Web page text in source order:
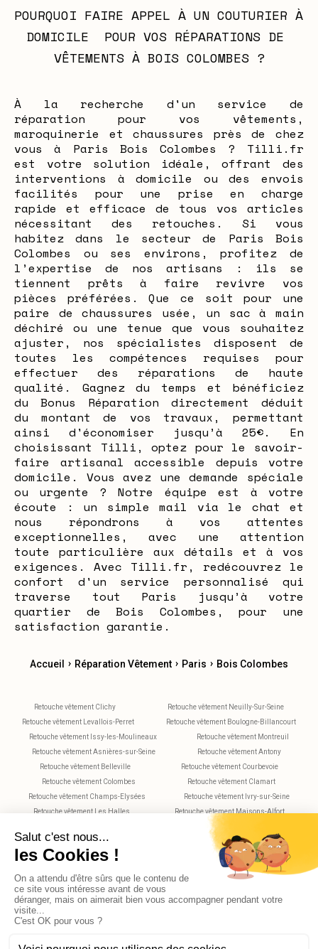
POURQUOI FAIRE APPEL À UN COUTURIER À
DOMICILE  POUR VOS RÉPARATIONS DE
VÊTEMENTS À BOIS COLOMBES ?
À la recherche d'un service de
réparation pour vos vêtements,
maroquinerie et chaussures près de chez
vous à Paris Bois Colombes ? Tilli.fr
est votre solution idéale, offrant des
interventions à domicile ou des envois
facilités pour une prise en charge
rapide et efficace de tous vos articles
nécessitant des retouches. Si vous
habitez dans le secteur de Paris Bois
Colombes ou ses environs, profitez de
l’expertise de nos artisans : ils se
tiennent prêts à faire revivre vos
pièces préférées. Que ce soit pour une
paire de chaussures usée, un sac à main
déchiré ou une tenue que vous souhaitez
ajuster, nos spécialistes disposent de
toutes les compétences requises pour
effectuer des réparations de haute
qualité. Gagnez du temps et bénéficiez
du Bonus Réparation directement déduit
du montant de vos travaux, permettant
ainsi d'économiser jusqu’à 25€. En
choisissant Tilli, optez pour le savoir-
faire artisanal accessible depuis votre
domicile. Vous avez une demande spéciale
ou urgente ? Notre équipe est à votre
écoute : un simple mail via le chat et
nous répondrons à vos attentes
exceptionnelles, avec une attention
toute particulière aux détails et à vos
exigences. Avec Tilli.fr, redécouvrez le
confort d'un service personnalisé qui
traverse tout Paris jusqu’à votre
quartier de Bois Colombes, pour une
satisfaction garantie.
Accueil › Réparation Vêtement › Paris › Bois Colombes
Retouche vêtement Clichy
Retouche vêtement Neuilly-Sur-Seine
Retouche vêtement Levallois-Perret
Retouche vêtement Boulogne-Billancourt
Retouche vêtement Issy-les-Moulineaux
Retouche vêtement Montreuil
Retouche vêtement Asnières-sur-Seine
Retouche vêtement Antony
Retouche vêtement Belleville
Retouche vêtement Courbevoie
Retouche vêtement Colombes
Retouche vêtement Clamart
Retouche vêtement Champs-Elysées
Retouche vêtement Ivry-sur-Seine
Retouche vêtement Les Halles
Retouche vêtement Maisons-Alfort
Retouche vêtement Nanterre
Retouche vêtement Plaisance
Retouche vêtement Saint-Maur-des-Fossés
Retouche vêtement Rueil-Malmaison
Retouche vêtement Rochechouart
Retouche vêtement Villejuif
Retouche vêtement Versailles
Bonjour, avez-vous des questions?